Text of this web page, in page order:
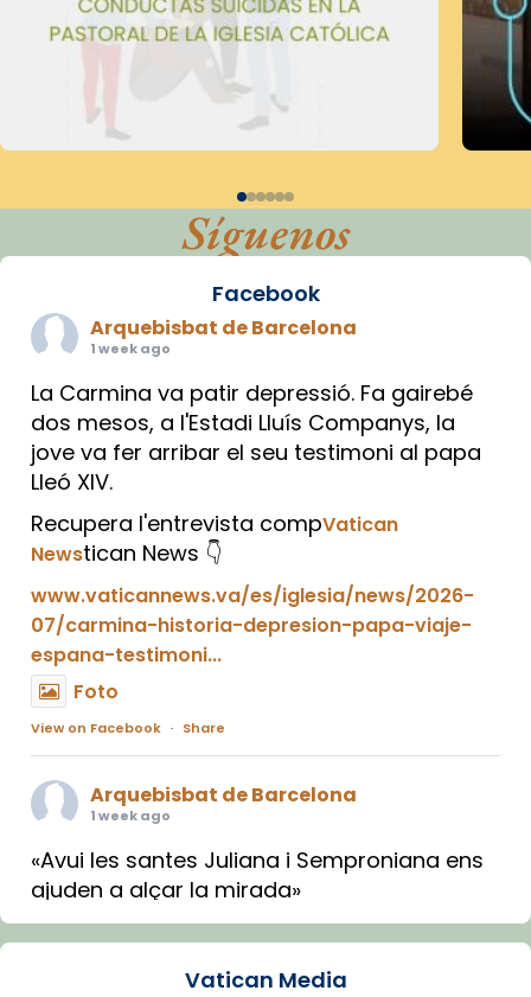
Síguenos
Facebook
Arquebisbat de Barcelona
1 week ago
La Carmina va patir depressió. Fa gairebé
dos mesos, a l'Estadi Lluís Companys, la
jove va fer arribar el seu testimoni al papa
Lleó XIV.
Recupera l'entrevista compVatican
Newstican News 👇
www.vaticannews.va/es/iglesia/news/2026-
07/carmina-historia-depresion-papa-viaje-
espana-testimoni...
Foto
View on Facebook · Share
Arquebisbat de Barcelona
1 week ago
«Avui les santes Juliana i Semproniana ens
ajuden a alçar la mirada»
Mons. Sergi Gordo, bisbe de Tortosa, ha
Santes de Mataró.Vatican Media